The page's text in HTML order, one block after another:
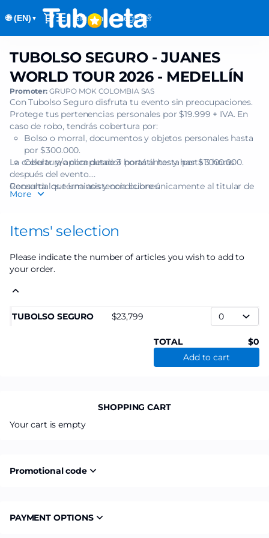
🌐 (EN) ▼ Dialog
Sign in Register
selection
JUANES
WORLD
TOUR
2026
MEDELLÍN]
Tuboleta.com
TUBOLSO
-
JUANES
WORLD
TOUR
2026
MEDELLÍN
TUBOLSO SEGURO - JUANES
WORLD TOUR 2026 - MEDELLÍN
Promoter: GRUPO MOK COLOMBIA SAS
Con Tubolso Seguro disfruta tu evento sin preocupaciones.
Protege tus pertenencias personales por $19.999 + IVA. En
caso de robo, tendrás cobertura por:
Bolso o morral, documentos y objetos personales hasta
por $300.000.
Celular y/o computador portátil hasta por $1.000.000.
La cobertura aplica desde 3 horas antes y hasta 3 horas
después del evento.
Recuerda que una asistencia cubre únicamente al titular de
una (1) boleta.
Consulta los términos y condiciones
More
Items' selection
Please indicate the number of articles you wish to add to
your order.
TUBOLSO SEGURO 23,799
TOTAL
0
Add to cart
SHOPPING CART
Your cart is empty
Promotional code
PAYMENT OPTIONS